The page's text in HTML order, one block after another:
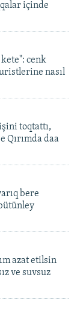
içinde
kete": cenk
nasıl
toqtattı,
Qırımda daa
bere
azat etilsin
ve suvsuz